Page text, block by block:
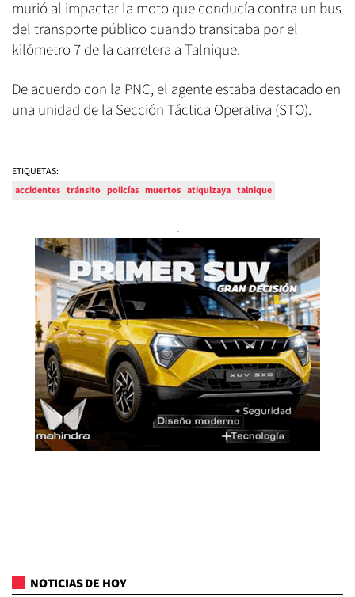
murió al impactar la moto que conducía contra un bus
del transporte público cuando transitaba por el
kilómetro 7 de la carretera a Talnique.
De acuerdo con la PNC, el agente estaba destacado en
una unidad de la Sección Táctica Operativa (STO).
ETIQUETAS:
accidentes tránsito policías muertos atiquizaya talnique
NOTICIAS DE HOY